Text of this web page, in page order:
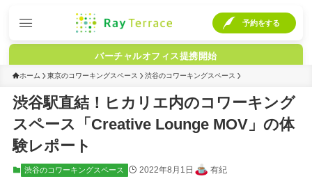
バーチャルオフィス提携開始
予約をする
ホーム 東京のコワーキングスペース 渋谷のコワーキングスペース
渋谷駅直結！ヒカリエ内のコワーキング
スペース「Creative Lounge MOV」の体
験レポート
渋谷のコワーキングスペース 2022年8月1日 有紀